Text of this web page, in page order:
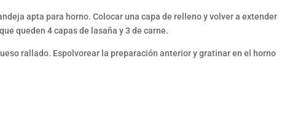
apta para horno. Colocar una capa de relleno y volver a extender
queden 4 capas de lasaña y 3 de carne.
rallado. Espolvorear la preparación anterior y gratinar en el horno